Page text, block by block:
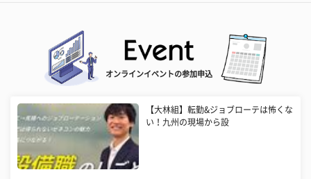
オンラインイベントの参加申込
【大林組】転勤&ジョブローテは怖くな
い！九州の現場から設